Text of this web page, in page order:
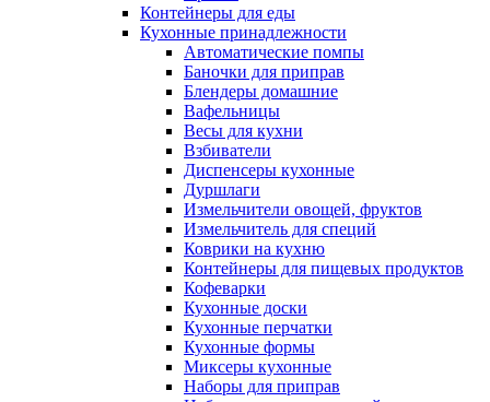
Контейнеры для еды
Кухонные принадлежности
Автоматические помпы
Баночки для приправ
Блендеры домашние
Вафельницы
Весы для кухни
Взбиватели
Диспенсеры кухонные
Дуршлаги
Измельчители овощей, фруктов
Измельчитель для специй
Коврики на кухню
Контейнеры для пищевых продуктов
Кофеварки
Кухонные доски
Кухонные перчатки
Кухонные формы
Миксеры кухонные
Наборы для приправ